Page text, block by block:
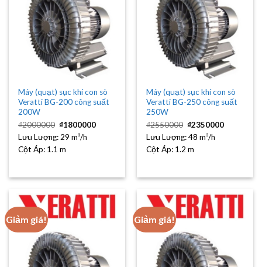
Máy (quạt) sục khí con sò
Veratti BG-200 công suất
200W
₫2000000 Giá
gốc
là:
₫1800000Giá
hiện
Lưu Lượng:29 m³/h
Cột Áp: 1.1 m
Máy (quạt) sục khí con sò
Veratti BG-250 công suất
250W
₫2550000 Giá
gốc
là:
₫2350000Giá
hiện
Lưu Lượng:48 m³/h
Cột Áp: 1.2 m
Giảm giá! Giảm giá!